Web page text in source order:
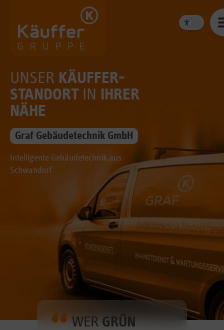
UNSER KÄUFFER-
STANDORTIN
IHRER
NÄHE
Graf Gebäudetechnik GmbH
Intelligente Gebäudetechnik aus
Schwandorf
WERGRÜN